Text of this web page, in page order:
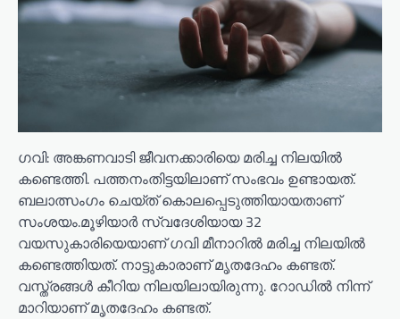
ഗവി: അങ്കണവാടി ജീവനക്കാരിയെ മരിച്ച നിലയിൽ
കണ്ടെത്തി. പത്തനംതിട്ടയിലാണ് സംഭവം ഉണ്ടായത്.
ബലാത്സംഗം ചെയ്ത് കൊലപ്പെടുത്തിയായതാണ്
സംശയം.മൂഴിയാർ സ്വദേശിയായ 32
വയസുകാരിയെയാണ് ഗവി മീനാറിൽ മരിച്ച നിലയിൽ
കണ്ടെത്തിയത്. നാട്ടുകാരാണ് മൃതദേഹം കണ്ടത്.
വസ്ത്രങ്ങൾ കീറിയ നിലയിലായിരുന്നു. റോഡിൽ നിന്ന്
മാറിയാണ് മൃതദേഹം കണ്ടത്.